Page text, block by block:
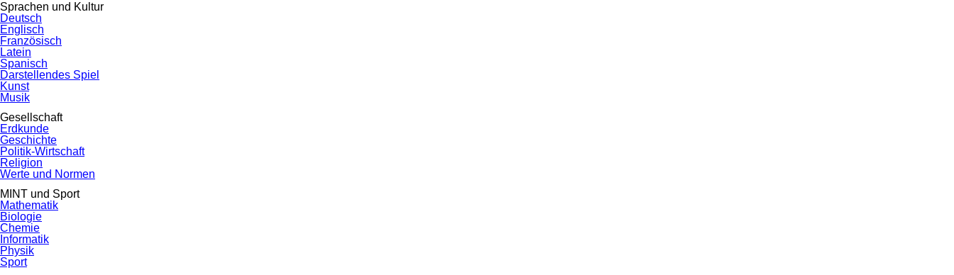
Sprachen und Kultur
Deutsch
Englisch
Französisch
Latein
Spanisch
Darstellendes Spiel
Kunst
Musik
Gesellschaft
Erdkunde
Geschichte
Politik-Wirtschaft
Religion
Werte und Normen
MINT und Sport
Mathematik
Biologie
Chemie
Informatik
Physik
Sport